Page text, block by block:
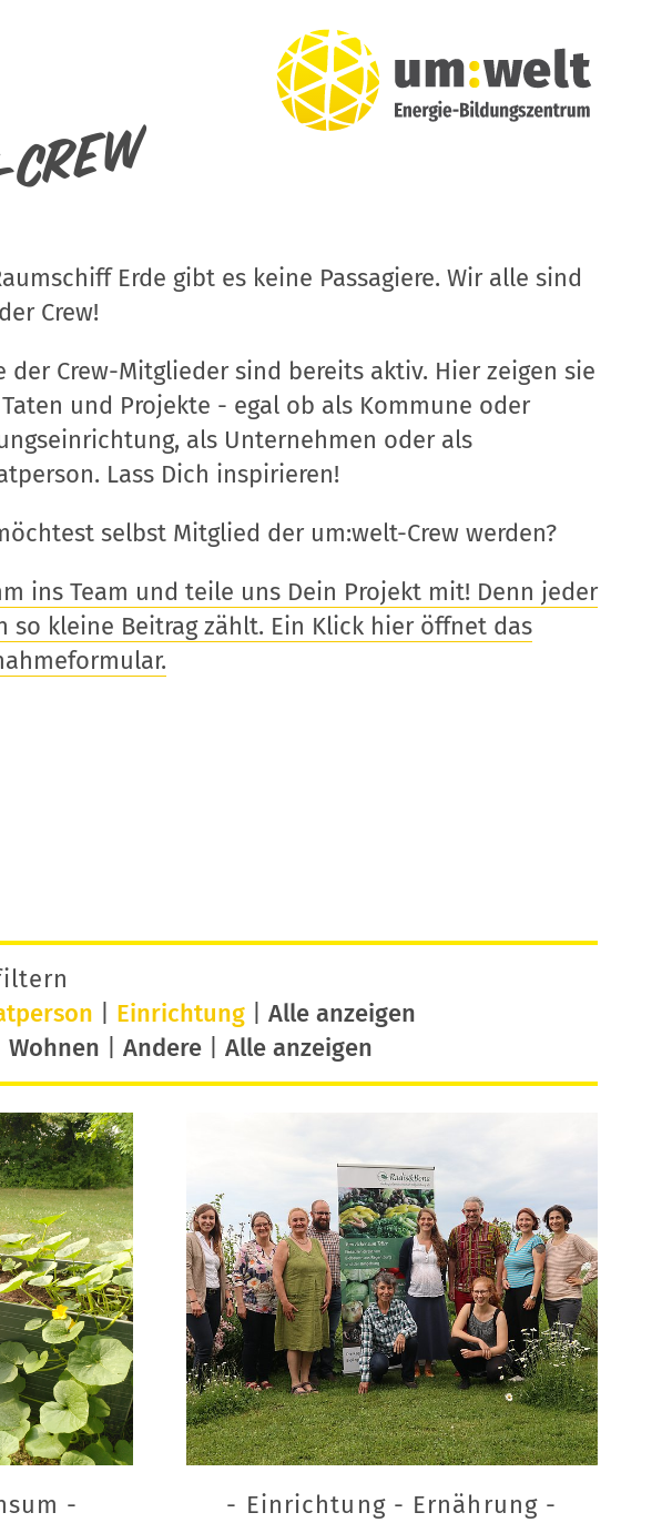
Erde gibt es keine Passagiere. Wir alle sind
Crew!
der Crew-Mitglieder sind bereits aktiv. Hier zeigen sie
und Projekte - egal ob als Kommune oder
als Unternehmen oder als
Lass Dich inspirieren!
selbst Mitglied der um:welt-Crew werden?
ins Team und teile uns Dein Projekt mit! Denn jeder
so kleine Beitrag zählt. Ein Klick hier öffnet das
Einrichtung| Alle anzeigen
Wohnen Andere Alle anzeigen
- - Einrichtung - Ernährung -